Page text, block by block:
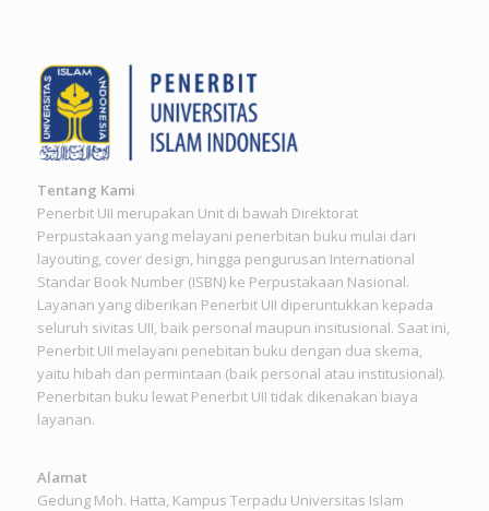
Tentang Kami
Penerbit UII merupakan Unit di bawah Direktorat
Perpustakaan yang melayani penerbitan buku mulai dari
layouting, cover design, hingga pengurusan International
Standar Book Number (ISBN) ke Perpustakaan Nasional.
Layanan yang diberikan Penerbit UII diperuntukkan kepada
seluruh sivitas UII, baik personal maupun insitusional. Saat ini,
Penerbit UII melayani penebitan buku dengan dua skema,
yaitu hibah dan permintaan (baik personal atau institusional).
Penerbitan buku lewat Penerbit UII tidak dikenakan biaya
layanan.
Alamat
Gedung Moh. Hatta, Kampus Terpadu Universitas Islam